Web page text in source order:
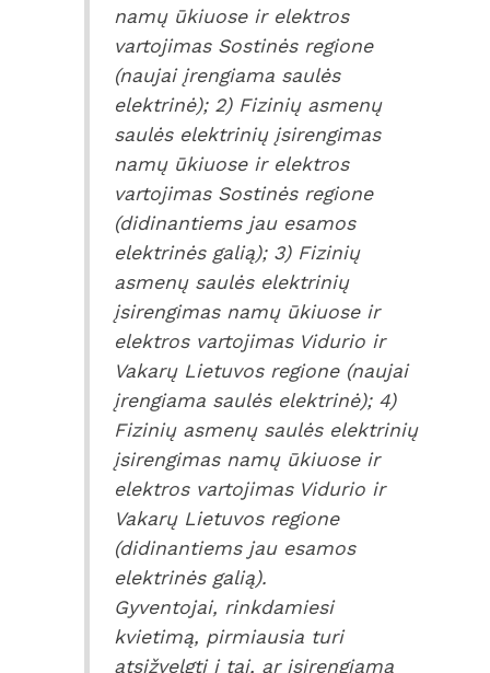
namų ūkiuose ir elektros
vartojimas Sostinės regione
(naujai įrengiama saulės
elektrinė); 2) Fizinių asmenų
saulės elektrinių įsirengimas
namų ūkiuose ir elektros
vartojimas Sostinės regione
(didinantiems jau esamos
elektrinės galią); 3) Fizinių
asmenų saulės elektrinių
įsirengimas namų ūkiuose ir
elektros vartojimas Vidurio ir
Vakarų Lietuvos regione (naujai
įrengiama saulės elektrinė); 4)
Fizinių asmenų saulės elektrinių
įsirengimas namų ūkiuose ir
elektros vartojimas Vidurio ir
Vakarų Lietuvos regione
(didinantiems jau esamos
elektrinės galią).
Gyventojai, rinkdamiesi
kvietimą, pirmiausia turi
atsižvelgti į tai, ar įsirengiama